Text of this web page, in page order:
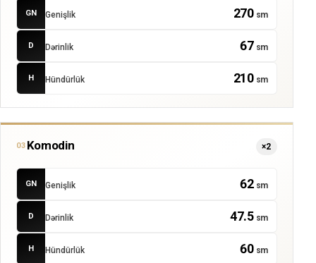
GN Genişlik 270 sm
D Dərinlik 67 sm
H Hündürlük 210 sm
03 Komodin ×2
GN Genişlik 62 sm
D Dərinlik 47.5 sm
H Hündürlük 60 sm